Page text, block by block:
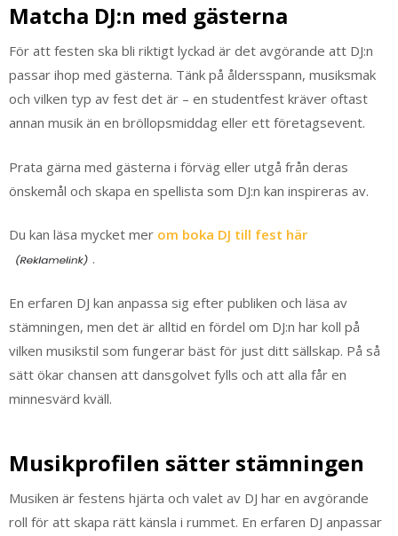
Matcha DJ:n med gästerna
För att festen ska bli riktigt lyckad är det avgörande att DJ:n
passar ihop med gästerna. Tänk på åldersspann, musiksmak
och vilken typ av fest det är – en studentfest kräver oftast
annan musik än en bröllopsmiddag eller ett företagsevent.
Prata gärna med gästerna i förväg eller utgå från deras
önskemål och skapa en spellista som DJ:n kan inspireras av.
Du kan läsa mycket mer om boka DJ till fest här
.
En erfaren DJ kan anpassa sig efter publiken och läsa av
stämningen, men det är alltid en fördel om DJ:n har koll på
vilken musikstil som fungerar bäst för just ditt sällskap. På så
sätt ökar chansen att dansgolvet fylls och att alla får en
minnesvärd kväll.
Musikprofilen sätter stämningen
Musiken är festens hjärta och valet av DJ har en avgörande
roll för att skapa rätt känsla i rummet. En erfaren DJ anpassar